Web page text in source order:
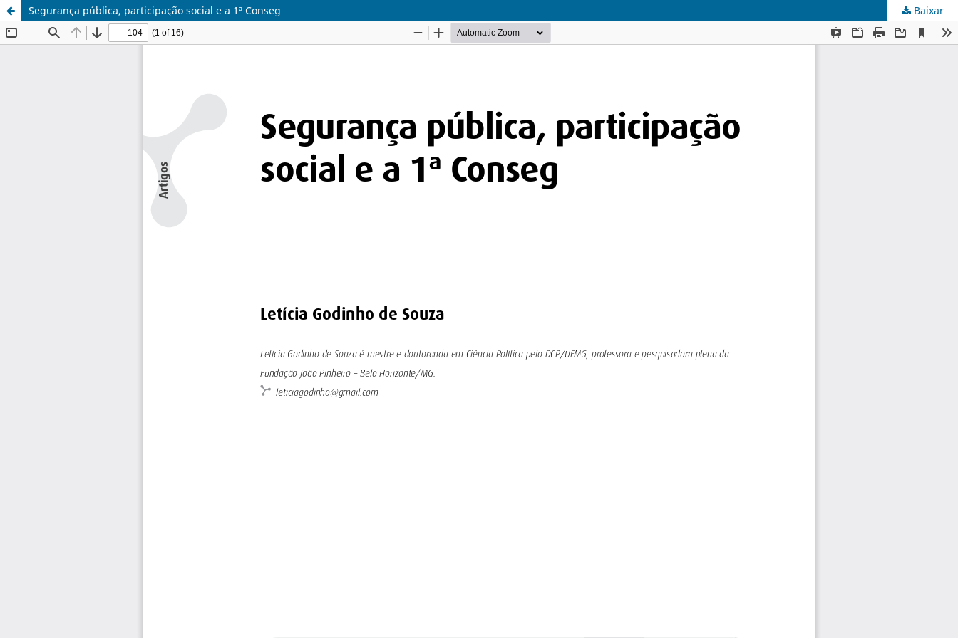
Segurança pública, participação social e a 1ª Conseg Baixar